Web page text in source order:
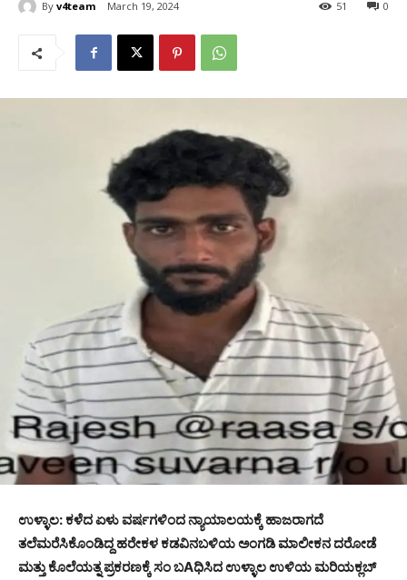
By v4team March 19, 2024 0
51
ಉಳ್ಳಾಲ: ಕಳೆದ ಏಳು ವರ್ಷಗಳಿಂದ ನ್ಯಾಯಾಲಯಕ್ಕೆ ಹಾಜರಾಗದೆ
ತಲೆಮರೆಸಿಕೊಂಡಿದ್ದ ಹರೇಕಳ ಕಡವಿನಬಳಿಯ ಅಂಗಡಿ ಮಾಲೀಕನ ದರೋಡೆ
ಮತ್ತು ಕೊಲೆಯತ್ನ ಪ್ರಕರಣಕ್ಕೆ ಸಂ ಬAಧಿಸಿದ ಉಳ್ಳಾಲ ಉಳಿಯ ಮರಿಯಕ್ಲಬ್